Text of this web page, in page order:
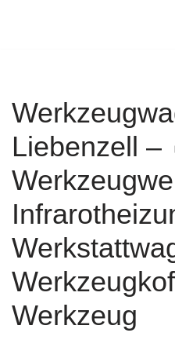
Liebenzell –
Werkzeug